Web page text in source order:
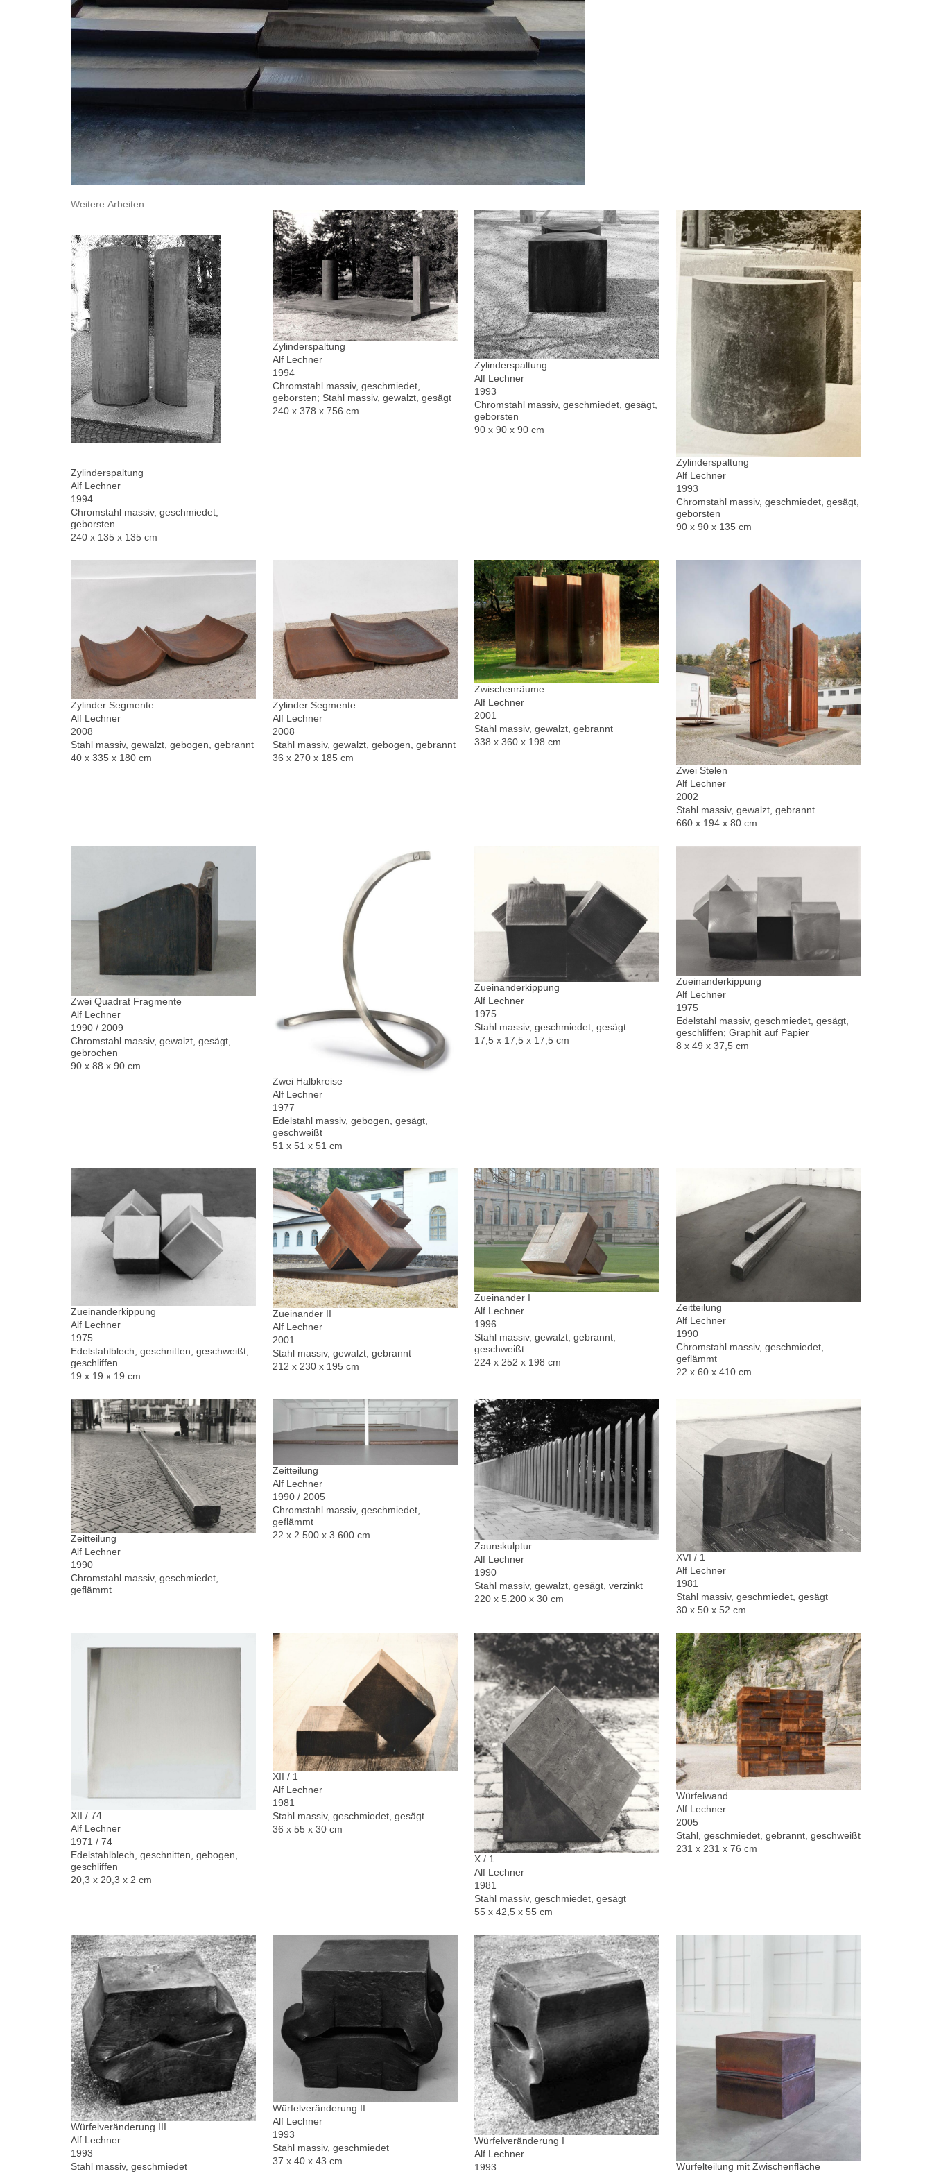
Weitere Arbeiten
Zylinderspaltung
Alf Lechner
1994
Chromstahl massiv, geschmiedet,
geborsten
240 x 135 x 135 cm
Zylinderspaltung
Alf Lechner
1994
Chromstahl massiv, geschmiedet,
geborsten; Stahl massiv, gewalzt, gesägt
240 x 378 x 756 cm
Zylinderspaltung
Alf Lechner
1993
Chromstahl massiv, geschmiedet, gesägt,
geborsten
90 x 90 x 90 cm
Zylinderspaltung
Alf Lechner
1993
Chromstahl massiv, geschmiedet, gesägt,
geborsten
90 x 90 x 135 cm
Zylinder Segmente
Alf Lechner
2008
Stahl massiv, gewalzt, gebogen, gebrannt
40 x 335 x 180 cm
Zylinder Segmente
Alf Lechner
2008
Stahl massiv, gewalzt, gebogen, gebrannt
36 x 270 x 185 cm
Zwischenräume
Alf Lechner
2001
Stahl massiv, gewalzt, gebrannt
338 x 360 x 198 cm
Zwei Stelen
Alf Lechner
2002
Stahl massiv, gewalzt, gebrannt
660 x 194 x 80 cm
Zwei Quadrat Fragmente
Alf Lechner
1990 / 2009
Chromstahl massiv, gewalzt, gesägt,
gebrochen
90 x 88 x 90 cm
Zwei Halbkreise
Alf Lechner
1977
Edelstahl massiv, gebogen, gesägt,
geschweißt
51 x 51 x 51 cm
Zueinanderkippung
Alf Lechner
1975
Stahl massiv, geschmiedet, gesägt
17,5 x 17,5 x 17,5 cm
Zueinanderkippung
Alf Lechner
1975
Edelstahl massiv, geschmiedet, gesägt,
geschliffen; Graphit auf Papier
8 x 49 x 37,5 cm
Zueinanderkippung
Alf Lechner
1975
Edelstahlblech, geschnitten, geschweißt,
geschliffen
19 x 19 x 19 cm
Zueinander II
Alf Lechner
2001
Stahl massiv, gewalzt, gebrannt
212 x 230 x 195 cm
Zueinander I
Alf Lechner
1996
Stahl massiv, gewalzt, gebrannt,
geschweißt
224 x 252 x 198 cm
Zeitteilung
Alf Lechner
1990
Chromstahl massiv, geschmiedet,
geflämmt
22 x 60 x 410 cm
Zeitteilung
Alf Lechner
1990
Chromstahl massiv, geschmiedet,
geflämmt
Zeitteilung
Alf Lechner
1990 / 2005
Chromstahl massiv, geschmiedet,
geflämmt
22 x 2.500 x 3.600 cm
Zaunskulptur
Alf Lechner
1990
Stahl massiv, gewalzt, gesägt, verzinkt
220 x 5.200 x 30 cm
XVI / 1
Alf Lechner
1981
Stahl massiv, geschmiedet, gesägt
30 x 50 x 52 cm
XII / 74
Alf Lechner
1971 / 74
Edelstahlblech, geschnitten, gebogen,
geschliffen
20,3 x 20,3 x 2 cm
XII / 1
Alf Lechner
1981
Stahl massiv, geschmiedet, gesägt
36 x 55 x 30 cm
X / 1
Alf Lechner
1981
Stahl massiv, geschmiedet, gesägt
55 x 42,5 x 55 cm
Würfelwand
Alf Lechner
2005
Stahl, geschmiedet, gebrannt, geschweißt
231 x 231 x 76 cm
Würfelveränderung III
Alf Lechner
1993
Stahl massiv, geschmiedet
Würfelveränderung II
Alf Lechner
1993
Stahl massiv, geschmiedet
37 x 40 x 43 cm
Würfelveränderung I
Alf Lechner
1993
Würfelteilung mit Zwischenfläche